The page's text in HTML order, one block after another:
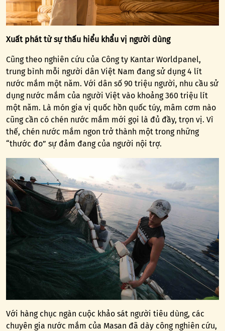
Xuất phát từ sự thấu hiểu khẩu vị người dùng
Cũng theo nghiên cứu của Công ty Kantar Worldpanel,
trung bình mỗi người dân Việt Nam đang sử dụng 4 lít
nước mắm một năm. Với dân số 90 triệu người, nhu cầu sử
dụng nước mắm của người Việt vào khoảng 360 triệu lít
một năm. Là món gia vị quốc hồn quốc túy, mâm cơm nào
cũng cần có chén nước mắm mới gọi là đủ đầy, trọn vị. Vì
thế, chén nước mắm ngon trở thành một trong những
“thước đo” sự đảm đang của người nội trợ.
Với hàng chục ngàn cuộc khảo sát người tiêu dùng, các
chuyên gia nước mắm của Masan đã dày công nghiên cứu,